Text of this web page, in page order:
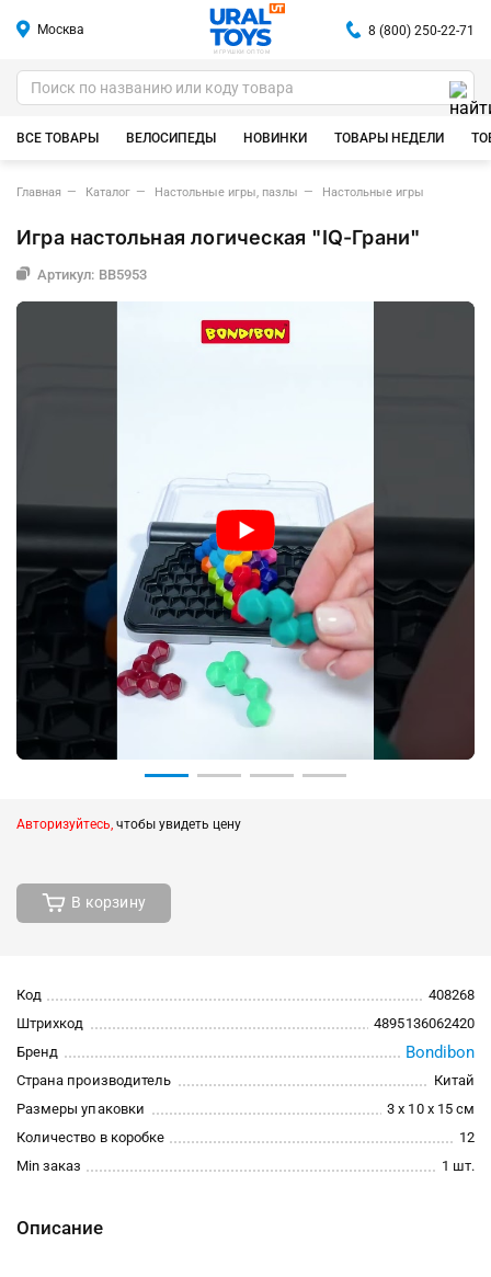
Москва
ИГРУШКИ ОПТОМ
8 (800) 250-22-71
ВСЕ ТОВАРЫ ВЕЛОСИПЕДЫ НОВИНКИ ТОВАРЫ НЕДЕЛИ
Главная Каталог Настольные игры, пазлы Настольные игры
Игра настольная логическая "IQ-Грани"
Артикул: ВВ5953
Авторизуйтесь, чтобы увидеть цену
В корзину
Код
408268
Штрихкод
4895136062420
Бренд
Bondibon
Страна производитель
Китай
Размеры упаковки
3 x 10 x 15 см
Количество в коробке
12
Min заказ
1 шт.
Описание